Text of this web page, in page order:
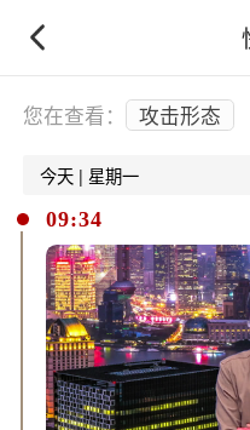
您在查看： 攻击形态
今天 | 星期一
09:34